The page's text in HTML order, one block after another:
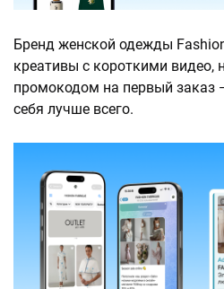
Бренд женской одежды
креативы с короткими видео,
промокодом на первый заказ
себя лучше всего.